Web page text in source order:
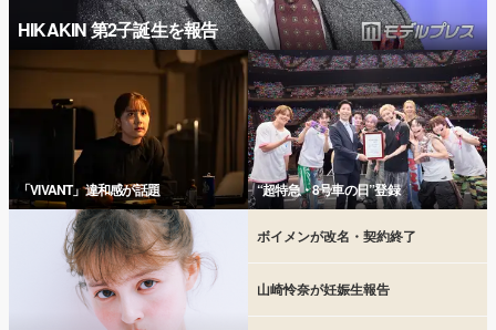
HIKAKIN 第2子誕生を報告
「VIVANT」違和感が話題 “超特急・8号車の日”登録
ボイメンが改名・契約終了
山崎怜奈が妊娠生報告